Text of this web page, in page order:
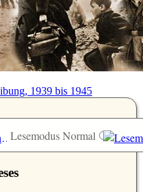
1939 bis 1945
Lesemodus Normal